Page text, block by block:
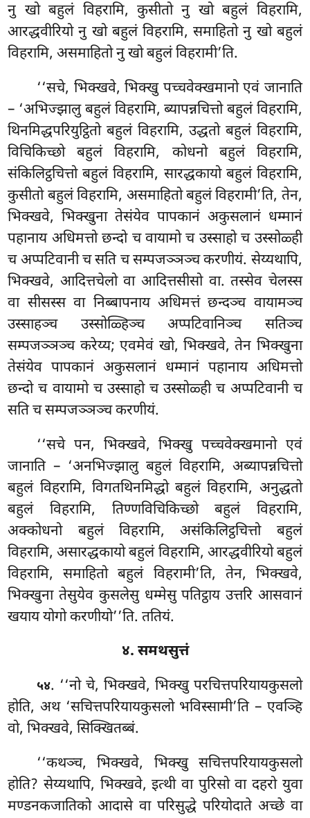
नु खो बहुलं विहरामि, कुसीतो नु खो बहुलं विहरामि,
आरद्धवीरियो नु खो बहुलं विहरामि, समाहितो नु खो बहुलं
विहरामि, असमाहितो नु खो बहुलं विहरामी’ति.
‘‘सचे, भिक्खवे, भिक्खु पच्चवेक्खमानो एवं जानाति
– ‘अभिज्झालु बहुलं विहरामि, ब्यापन्नचित्तो बहुलं विहरामि,
थिनमिद्धपरियुट्ठितो बहुलं विहरामि, उद्धतो बहुलं विहरामि,
विचिकिच्छो बहुलं विहरामि, कोधनो बहुलं विहरामि,
संकिलिट्ठचित्तो बहुलं विहरामि, सारद्धकायो बहुलं विहरामि,
कुसीतो बहुलं विहरामि, असमाहितो बहुलं विहरामी’ति, तेन,
भिक्खवे, भिक्खुना तेसंयेव पापकानं अकुसलानं धम्मानं
पहानाय अधिमत्तो छन्दो च वायामो च उस्साहो च उस्सोळ्ही
च अप्पटिवानी च सति च सम्पजञ्ञञ्च करणीयं. सेय्यथापि,
भिक्खवे, आदित्तचेलो वा आदित्तसीसो वा. तस्सेव चेलस्स
वा सीसस्स वा निब्बापनाय अधिमत्तं छन्दञ्च वायामञ्च
उस्साहञ्च उस्सोळ्हिञ्च अप्पटिवानिञ्च सतिञ्च
सम्पजञ्ञञ्च करेय्य; एवमेवं खो, भिक्खवे, तेन भिक्खुना
तेसंयेवपापकानं अकुसलानं धम्मानं पहानाय अधिमत्तो
छन्दो च वायामो च उस्साहो च उस्सोळ्ही च अप्पटिवानी च
सति च सम्पजञ्ञञ्च करणीयं.
‘‘सचे पन, भिक्खवे, भिक्खु पच्चवेक्खमानो एवं
जानाति – ‘अनभिज्झालु बहुलं विहरामि, अब्यापन्नचित्तो
बहुलं विहरामि, विगतथिनमिद्धो बहुलं विहरामि, अनुद्धतो
बहुलं विहरामि, तिण्णविचिकिच्छो बहुलं विहरामि,
अक्कोधनो बहुलं विहरामि, असंकिलिट्ठचित्तो बहुलं
विहरामि, असारद्धकायो बहुलं विहरामि, आरद्धवीरियो बहुलं
विहरामि, समाहितो बहुलं विहरामी’ति, तेन, भिक्खवे,
भिक्खुना तेसुयेव कुसलेसु धम्मेसु पतिट्ठाय उत्तरि आसवानं
खयाय योगो करणीयो’’ति. ततियं.
४. समथसुत्तं
५४. ‘‘नो चे, भिक्खवे, भिक्खु परचित्तपरियायकुसलो
होति, अथ ‘सचित्तपरियायकुसलो भविस्सामी’ति – एवञ्हि
वो, भिक्खवे, सिक्खितब्बं.
‘‘कथञ्च, भिक्खवे, भिक्खु सचित्तपरियायकुसलो
होति? सेय्यथापि, भिक्खवे, इत्थी वा पुरिसो वा दहरो युवा
मण्डनकजातिको आदासे वा परिसुद्धे परियोदाते अच्छे वा